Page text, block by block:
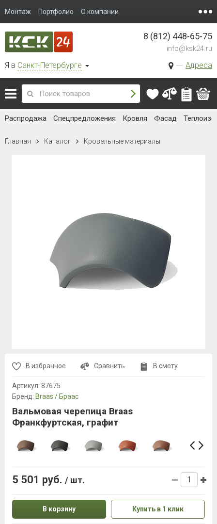
Монтаж Портфолио О компании
Я в Санкт-Петербурге Адреса
8 (812) 448-65-75
info@ksk24.ru
Распродажа Спецпредложения Кровля Фасад
Главная Каталог Кровельные материалы
В избранное Сравнить В смету
Артикул: 87675
Бренд: Braas / Браас
Вальмовая черепица Braas
Франкфуртская, графит
5 501 руб. / шт.
В корзину Купить в 1 клик